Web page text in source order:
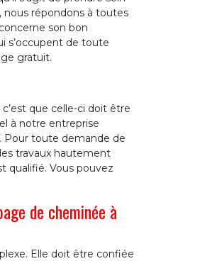
nous répondons à toutes
son bon
s’occupent de toute
gratuit.
que celle-ci doit être
à notre entreprise
Pour toute demande de
travaux hautement
qualifié. Vous pouvez
de cheminée à
Elle doit être confiée